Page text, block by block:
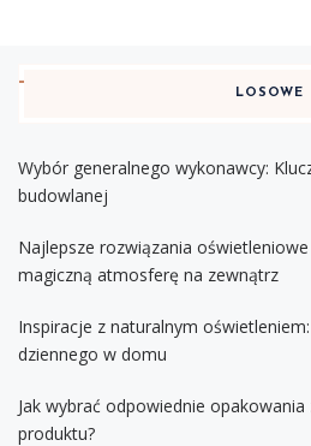
LOSOWE
Wybór generalnego wykonawcy:
budowlanej
Najlepsze rozwiązania
magiczną atmosferę na zewnątrz
Inspiracje z naturalnym
dziennego w domu
Jak wybrać odpowiednie
produktu?